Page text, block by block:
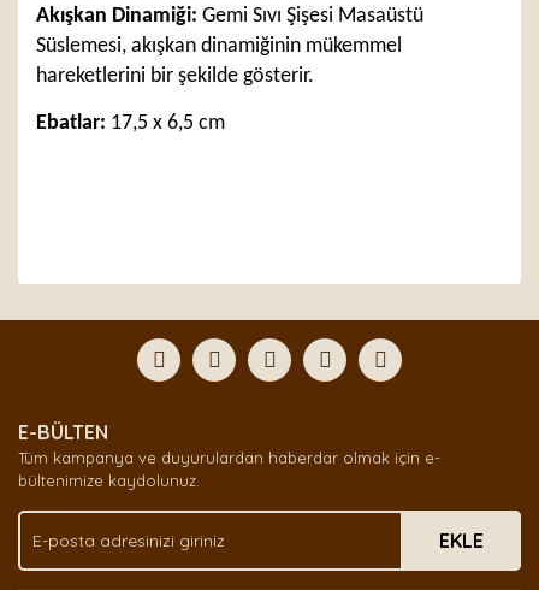
Akışkan Dinamiği: Gemi Sıvı Şişesi Masaüstü
Süslemesi, akışkan dinamiğinin mükemmel
hareketlerini bir şekilde gösterir.
Ebatlar: 17,5 x 6,5 cm
Yorum Yaz
formunu kullanarak tarafımıza iletebilirsiniz.
Görüş ve önerileriniz için teşekkür ederiz.
Ürün açıklamasında eksik bilgiler bulunuyor.
Ürün bilgilerinde hatalar bulunuyor.
Ürün fiyatı diğer sitelerden daha pahalı.
Bu ürüne benzer farklı alternatifler olmalı.
E-BÜLTEN
Tüm kampanya ve duyurulardan haberdar olmak için e-
bültenimize kaydolunuz.
EKLE